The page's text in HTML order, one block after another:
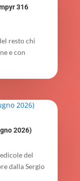
316
resto chi
e con
2026)
del
dalla Sergio